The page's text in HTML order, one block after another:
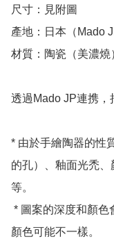
尺寸：見附圖
產地：日本（Mado
材質：陶瓷（美濃燒
透過Mado JP連携，
* 由於手繪陶器的性
的孔）、釉面光禿
等。
顏色可能不一樣。